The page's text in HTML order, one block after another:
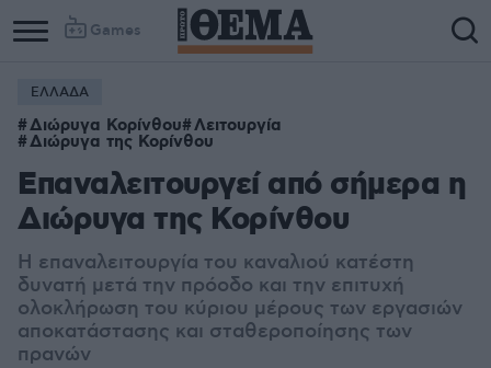
Games
ΕΛΛΑΔΑ
Διώρυγα Κορίνθου Λειτουργία
Διώρυγα της Κορίνθου
Επαναλειτουργεί από σήμερα η
Διώρυγα της Κορίνθου
Η επαναλειτουργία του καναλιού κατέστη
δυνατή μετά την πρόοδο και την επιτυχή
ολοκλήρωση του κύριου μέρους των εργασιών
αποκατάστασης και σταθεροποίησης των
πρανών